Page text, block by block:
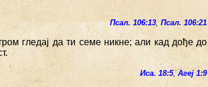
Псал. 106:13,Псал. 106:21
гледај да ти семе никне; али кад дође до
Иса. 18:5,Агеј 1:9